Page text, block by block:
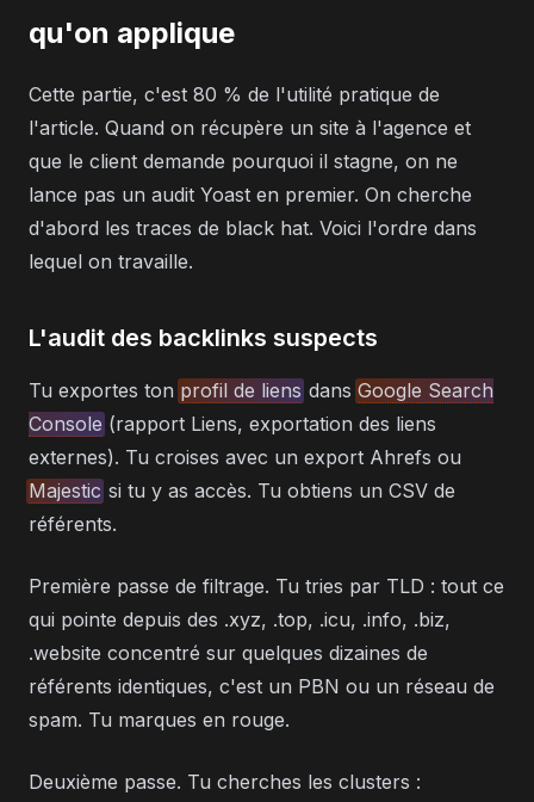
qu'on applique
Cette partie, c'est 80 % de l'utilité pratique de
l'article. Quand on récupère un site à l'agence et
que le client demande pourquoi il stagne, on ne
lance pas un audit Yoast en premier. On cherche
d'abord les traces de black hat. Voici l'ordre dans
lequel on travaille.
L'audit des backlinks suspects
Tu exportes ton profil de liens dans Google Search
Console (rapport Liens, exportation des liens
externes). Tu croises avec un export Ahrefs ou
Majestic si tu y as accès. Tu obtiens un CSV de
référents.
Première passe de filtrage. Tu tries par TLD : tout ce
qui pointe depuis des .xyz, .top, .icu, .info, .biz,
.website concentré sur quelques dizaines de
référents identiques, c'est un PBN ou un réseau de
spam. Tu marques en rouge.
Deuxième passe. Tu cherches les clusters :